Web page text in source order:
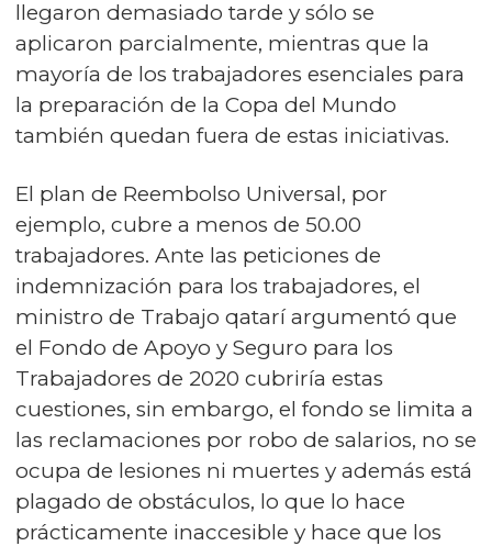
llegaron demasiado tarde y sólo se
aplicaron parcialmente, mientras que la
mayoría de los trabajadores esenciales para
la preparación de la Copa del Mundo
también quedan fuera de estas iniciativas.
El plan de Reembolso Universal, por
ejemplo, cubre a menos de 50.00
trabajadores. Ante las peticiones de
indemnización para los trabajadores, el
ministro de Trabajo qatarí argumentó que
el Fondo de Apoyo y Seguro para los
Trabajadores de 2020 cubriría estas
cuestiones, sin embargo, el fondo se limita a
las reclamaciones por robo de salarios, no se
ocupa de lesiones ni muertes y además está
plagado de obstáculos, lo que lo hace
prácticamente inaccesible y hace que los